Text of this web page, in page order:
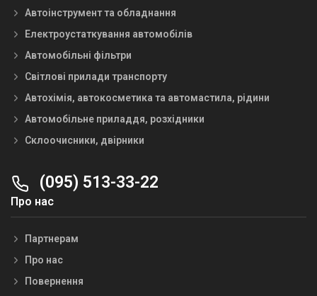
Автоінструмент та обладнання
Електроустаткування автомобілів
Автомобільні фільтри
Світлові прилади транспорту
Автохімія, автокосметика та автомастила, рідини
Автомобільне приладдя, розхідники
Склоочисники, двірники
(095) 513-33-22
Про нас
Партнерам
Про нас
Повернення